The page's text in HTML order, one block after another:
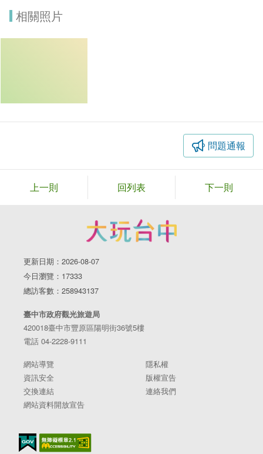
相關照片
問題通報
上一則 回列表 下一則
更新日期：2026-08-07
今日瀏覽：17333
總訪客數：258943137
臺中市政府觀光旅遊局
420018臺中市豐原區陽明街36號5樓
電話 04-2228-9111
網站導覽
隱私權
資訊安全
版權宣告
交換連結
連絡我們
網站資料開放宣告